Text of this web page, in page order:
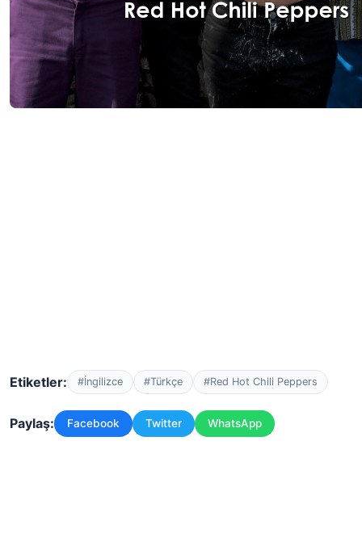
Etiketler: #İngilizce #Türkçe #Red Hot Chili Peppers
Paylaş: Facebook Twitter WhatsApp